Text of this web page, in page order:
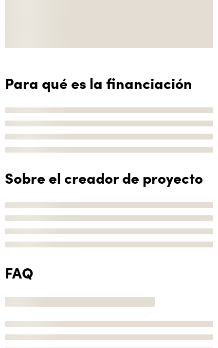
Para qué es la financiación
Sobre el creador de proyecto
FAQ